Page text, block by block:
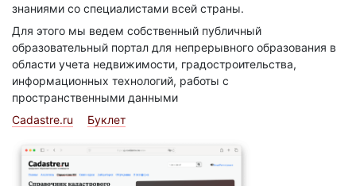
знаниями со специалистами всей страны.
Для этого мы ведем собственный публичный
образовательный портал для непрерывного образования в
области учета недвижимости, градостроительства,
информационных технологий, работы с
пространственными данными
Cadastre.ru
Буклет